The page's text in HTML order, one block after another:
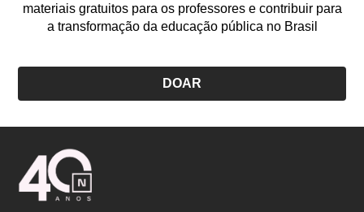
materiais gratuitos para os professores e contribuir para
a transformação da educação pública no Brasil
DOAR